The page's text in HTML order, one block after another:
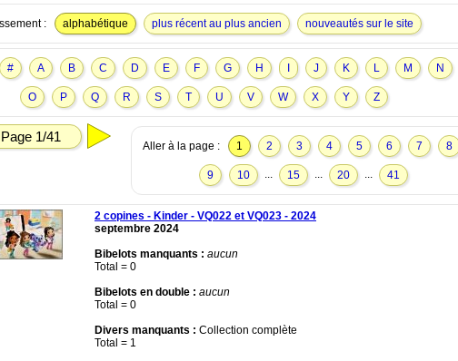
: alphabétique plus récent au plus ancien nouveautés sur le site
# A B C D E F G H J K L M N
O P Q R S T U V W X Y Z
Page 1/41
Aller à la page : 1 2 3 4 5 6 7 8
9 10 ... 15 ... 20 ... 41
2 copines - Kinder - VQ022 et VQ023 - 2024
septembre 2024
Bibelots manquants : aucun
Total = 0
Bibelots en double : aucun
Total = 0
Divers manquants : Collection complète
Total = 1